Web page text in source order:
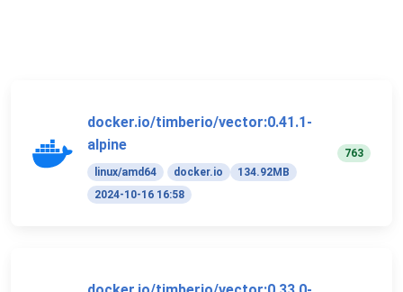
docker.io/timberio/vector:0.41.1-
alpine
linux/amd64 docker.io
134.92MB
2024-10-16 16:58
763